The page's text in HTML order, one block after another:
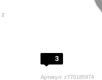
3
Артикул: z770185974
2